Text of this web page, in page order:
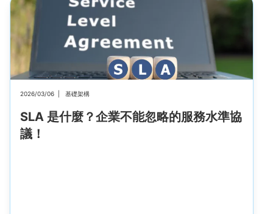
2026/03/06 基礎架構
SLA 是什麼？企業不能忽略的服務水準協
議！